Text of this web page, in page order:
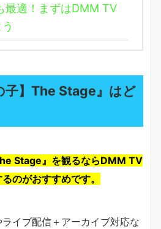
最適！まずはDMM TV
子】The Stage』はど
Stage』を観るならDMM TV
のがおすすめです。
イブ配信＋アーカイブ対応な